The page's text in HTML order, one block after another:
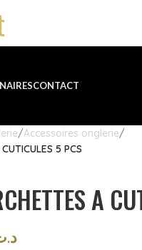
CONTACT
Accessoires onglerie
5 PCS
A